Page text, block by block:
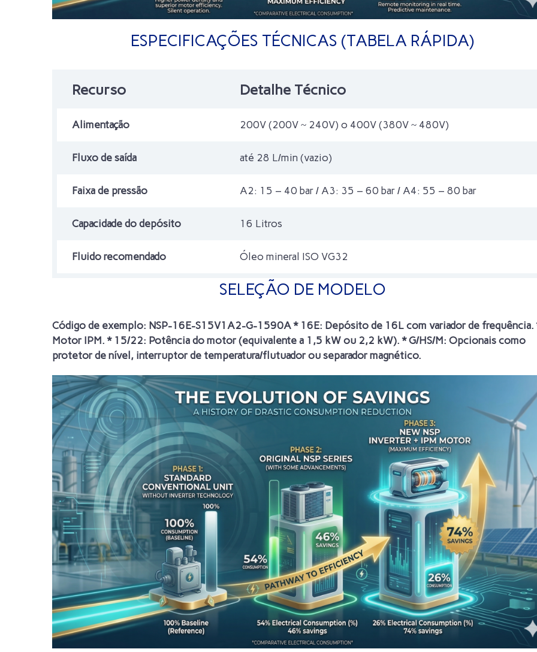
ESPECIFICAÇÕES TÉCNICAS (TABELA RÁPIDA)
Recurso Detalhe Técnico
Alimentação 200V (200V ~ 240V) o 400V (380V ~ 480V)
Fluxo de saída até 28 L/min (vazio)
Faixa de pressão A2: 15 – 40 bar / A3: 35 – 60 bar / A4: 55 – 80 bar
Capacidade do depósito 16 Litros
Fluido recomendado Óleo mineral ISO VG32
SELEÇÃO DE MODELO
Código de exemplo: NSP-16E-S15V1A2-G-1590A * 16E: Depósito de 16L com variador de frequência.
Motor IPM. * 15/22: Potência do motor (equivalente a 1,5 kW ou 2,2 kW). * G/HS/M: Opcionais como
protetor de nível, interruptor de temperatura/flutuador ou separador magnético.